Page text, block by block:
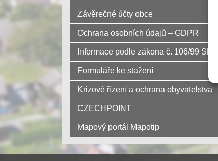
Závěrečné účty obce
Ochrana osobních údajů – GDPR
Informace podle zákona č. 106/99 Sb.
Formuláře ke stažení
Krizové řízení a ochrana obyvatelstva
CZECHPOINT
Mapový portál Mapotip